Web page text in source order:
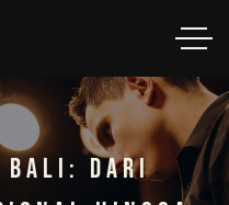
Bali: Dari